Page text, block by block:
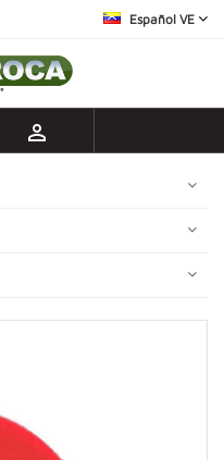
Español VE
